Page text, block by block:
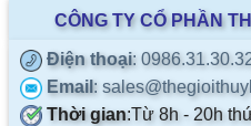
CÔNG TY CỔ PHẦN
Điện thoại:
Email:
Thời gian:Từ 8h - 20h